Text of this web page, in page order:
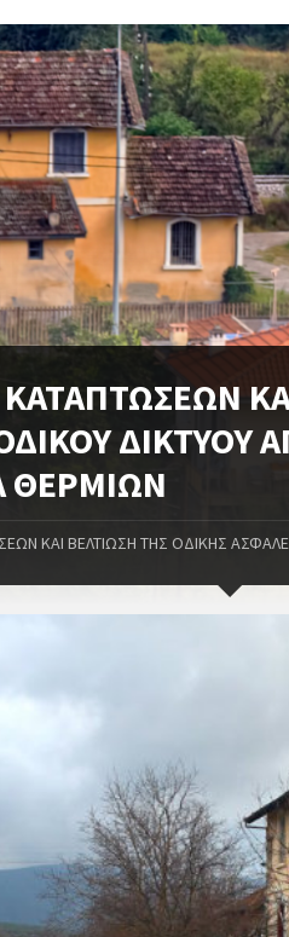
ΚΑΤΑΠΤΩΣΕΩΝ
ΔΙΚΤΥΟΥ
ΘΕΡΜΙΩΝ
ΚΑΙ ΒΕΛΤΙΩΣΗ ΤΗΣ ΟΔΙΚΗΣ